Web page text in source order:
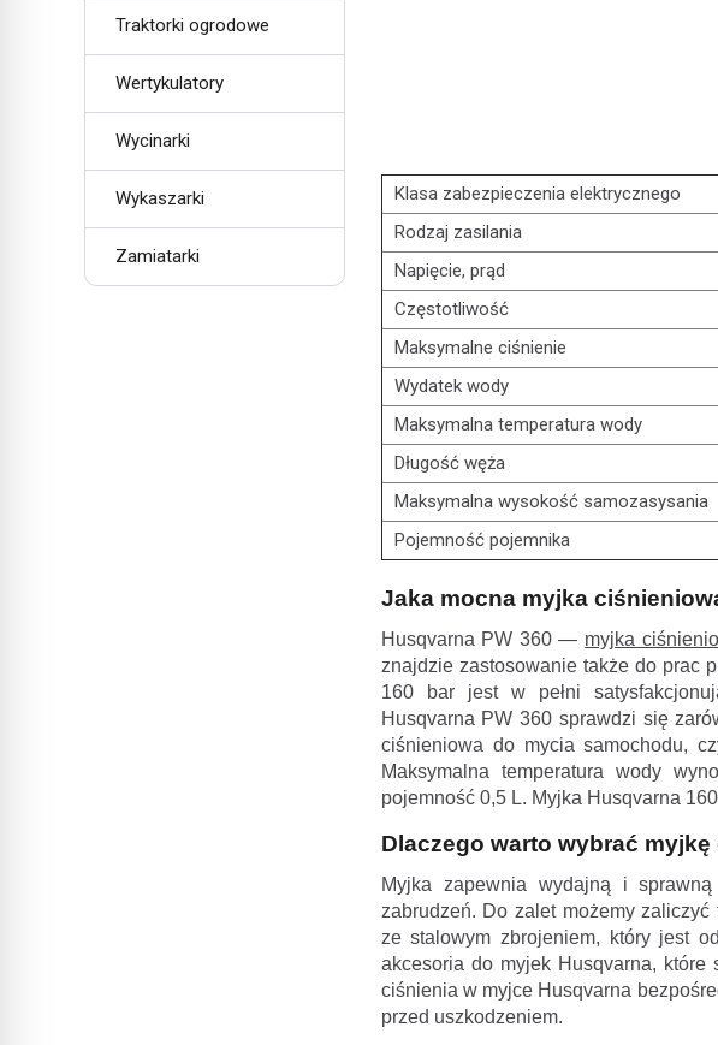
Klasa zabezpieczenia elektrycznego
Rodzaj zasilania
Napięcie, prąd
Częstotliwość
Maksymalne ciśnienie
Wydatek wody
Maksymalna temperatura wody
Długość węża
Maksymalna wysokość samozasysania
Pojemność pojemnika
Jaka mocna myjka
Husqvarna PW 360 — myjka
znajdzie zastosowanie także do prac
160 bar jest w pełni
Husqvarna PW 360 sprawdzi się
ciśnieniowa do mycia samochodu,
Maksymalna temperatura wody
pojemność 0,5 L. Myjka Husqvarna
Dlaczego warto wybrać
Myjka zapewnia wydajną i
zabrudzeń. Do zalet możemy
ze stalowym zbrojeniem, który jest
akcesoria do myjek Husqvarna,
ciśnienia w myjce Husqvarna
przed uszkodzeniem.
Traktorki ogrodowe
Wertykulatory
Wycinarki
Wykaszarki
Zamiatarki